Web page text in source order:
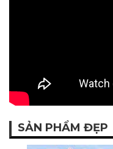
SẢN PHẨM ĐẸP